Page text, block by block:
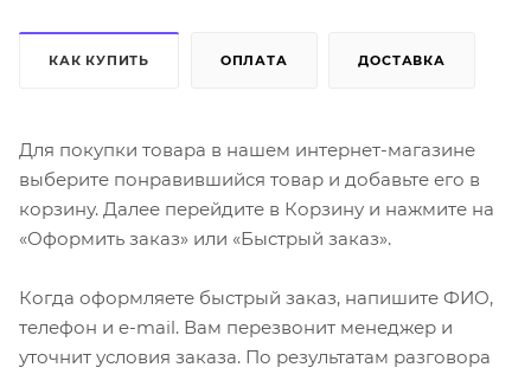
КАК КУПИТЬ ОПЛАТА ДОСТАВКА
Для покупки товара в нашем интернет-магазине
выберите понравившийся товар и добавьте его в
корзину. Далее перейдите в Корзину и нажмите на
«Оформить заказ» или «Быстрый заказ».
Когда оформляете быстрый заказ, напишите ФИО,
телефон и e-mail. Вам перезвонит менеджер и
уточнит условия заказа. По результатам разговора